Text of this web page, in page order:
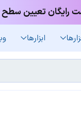
رایگان تعیین سطح
ابزارها